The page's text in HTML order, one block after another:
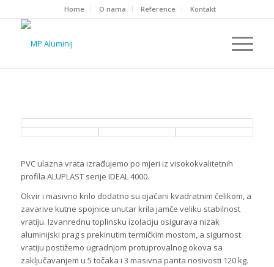
Home O nama Reference Kontakt
PVC ulazna vrata izrađujemo po mjeri iz visokokvalitetnih
profila ALUPLAST serije IDEAL 4000.
Okvir i masivno krilo dodatno su ojačani kvadratnim čelikom, a
zavarive kutne spojnice unutar krila jamče veliku stabilnost
vratiju. Izvanrednu toplinsku izolaciju osigurava nizak
aluminijski prag s prekinutim termičkim mostom, a sigurnost
vratiju postižemo ugradnjom protuprovalnog okova sa
zaključavanjem u 5 točaka i 3 masivna panta nosivosti 120 kg.